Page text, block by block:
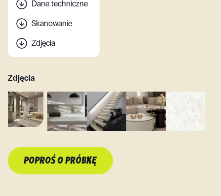
Dane techniczne
Skanowanie
Zdjęcia
Zdjęcia
POPROŚ O PRÓBKĘ